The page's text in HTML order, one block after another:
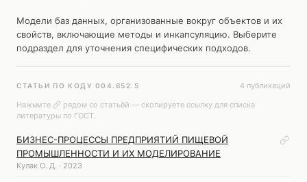
Модели баз данных, организованные вокруг объектов и их
свойств, включающие методы и инкапсуляцию. Выберите
подраздел для уточнения специфических подходов.
СТАТЬИ ПО КОДУ 004.652.5
4 публикаций
Нажмите
рядом со статьёй — скопируете ссылку для списка
литературы по ГОСТ.
БИЗНЕС-ПРОЦЕССЫ ПРЕДПРИЯТИЙ ПИЩЕВОЙ
ПРОМЫШЛЕННОСТИ И ИХ МОДЕЛИРОВАНИЕ
Кулак О. Д. · 2023